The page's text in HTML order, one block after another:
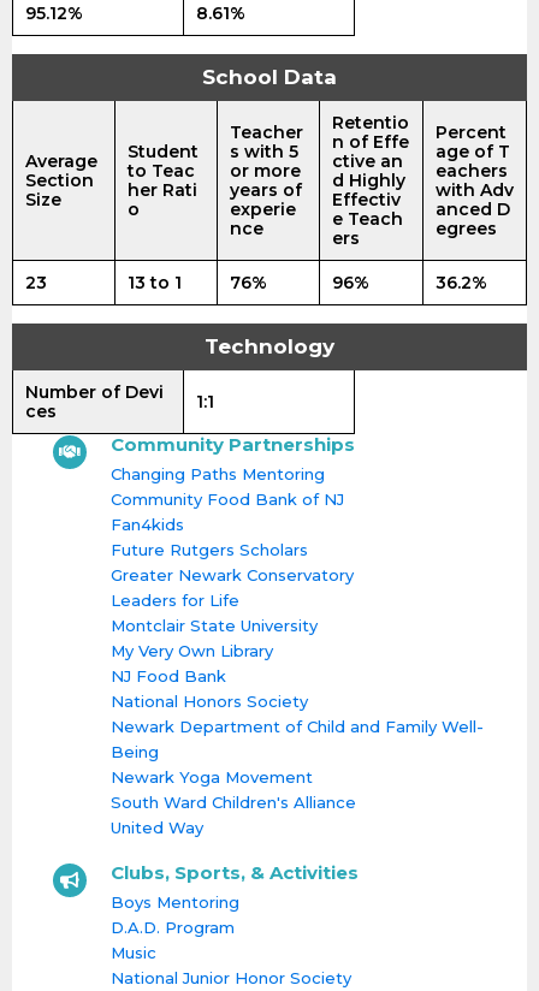
95.12% 8.61%
School Data
Average
Section
Size
Student
to Teac
her Rati
o
Teacher
s with 5
or more
years of
experie
nce
Retentio
n of Effe
ctive an
d Highly
Effectiv
e Teach
ers
Percent
age of T
eachers
with Adv
anced D
egrees
23 13 to 1 76% 96% 36.2%
Technology
Number of Devi
ces
1:1
Community Partnerships
Changing Paths Mentoring
Community Food Bank of NJ
Fan4kids
Future Rutgers Scholars
Greater Newark Conservatory
Leaders for Life
Montclair State University
My Very Own Library
NJ Food Bank
National Honors Society
Newark Department of Child and Family Well-
Being
Newark Yoga Movement
South Ward Children's Alliance
United Way
Clubs, Sports, & Activities
Boys Mentoring
D.A.D. Program
Music
National Junior Honor Society